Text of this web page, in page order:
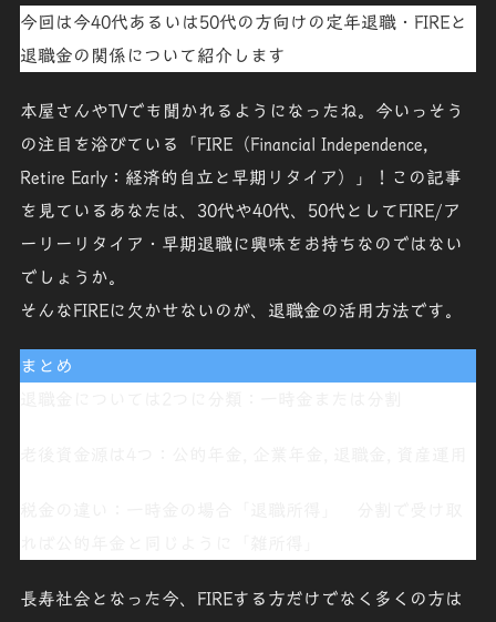
今回は今40代あるいは50代の方向けの定年退職 ・ FIREと
退職金の関係について紹介します
本屋さんやTVでも聞かれるようになったね。今いっそう
の注目を浴びている「FIRE（Financial Independence,
Retire Early：経済的自立と早期リタイア）」！
この記事
を見ているあなたは、30代や40代、50代としてFIRE/ア
ーリーリタイア・早期退職に興味をお持ちなのではない
でしょうか。
そんなFIREに欠かせないのが、 退職金の活用方法です。
まとめ
長寿社会となった今、FIREする方だけでなく多くの方は